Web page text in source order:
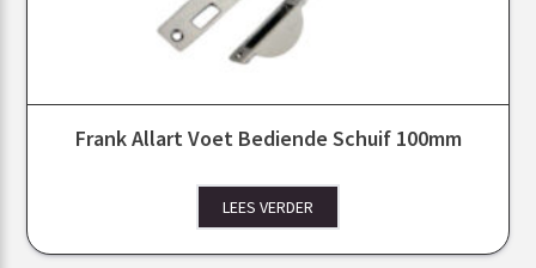
Frank Allart Voet Bediende Schuif 100mm
LEES VERDER